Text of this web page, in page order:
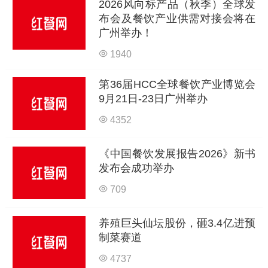
2026风向标产品（秋季）全球发
布会及餐饮产业供需对接会将在
广州举办！
1940
第36届HCC全球餐饮产业博览会
9月21日-23日广州举办
4352
《中国餐饮发展报告2026》新书
发布会成功举办
709
养殖巨头仙坛股份，砸3.4亿进预
制菜赛道
4737